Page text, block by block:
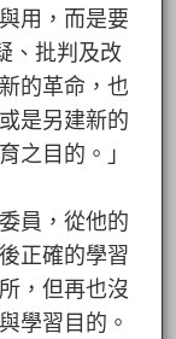
用，而是要
、批判及改
的革命，也
是另建新的
之目的。」
員，從他的
正確的學習
，但再也沒
學習目的。